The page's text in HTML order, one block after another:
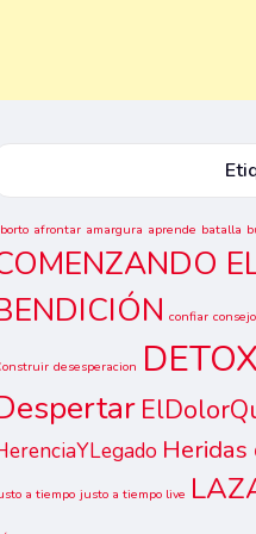
afrontar amargura aprende batalla
confiar consejo
desesperacion
a tiempo justo a tiempo live